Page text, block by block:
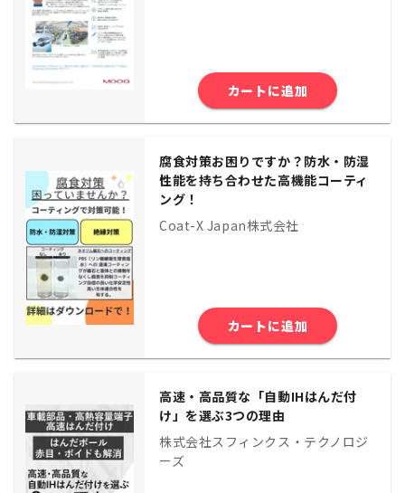
カートに追加
腐食対策お困りですか？防水・防湿
性能を持ち合わせた高機能コーティ
ング！
Coat-X Japan株式会社
カートに追加
高速・高品質な「自動IHはんだ付
け」を選ぶ3つの理由
株式会社スフィンクス・テクノロジ
ーズ